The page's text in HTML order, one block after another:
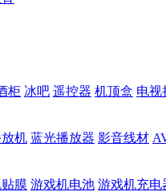
柜 冰吧 遥控器 机顶盒 电视
机 蓝光播放器 影音线材
膜 游戏机电池 游戏机充电